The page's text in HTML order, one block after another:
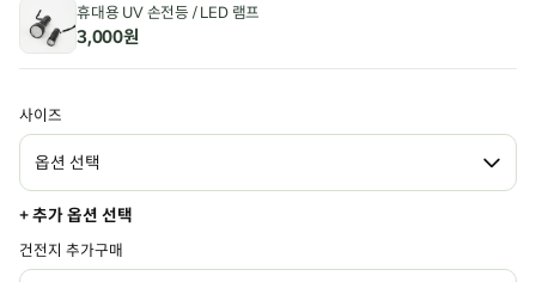
휴대용 UV 손전등 / LED 램프
3,000원
사이즈
+ 추가 옵션 선택
건전지 추가구매